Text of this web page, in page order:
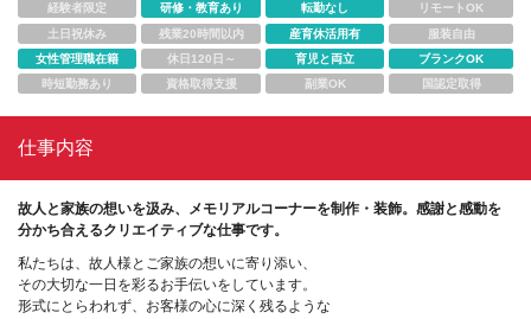
経験者限定
研修・教育あり 転勤なし
リモートOK
土日祝休み
残業20時間以内 産育休活用有
服装自由
女性管理職在籍
休日120日～ 育児と両立
ブランクOK
時短勤務あり
資格取得支援 副業OK 国認定取得
仕事内容
故人と家族の想いを汲み、メモリアルコーナーを制作・装飾。感謝と感動を
分かち合えるクリエイティブな仕事です。
私たちは、故人様とご家族の想いに寄り添い、
その大切な一日を彩るお手伝いをしています。
形式にとらわれず、お客様の心に深く残るような